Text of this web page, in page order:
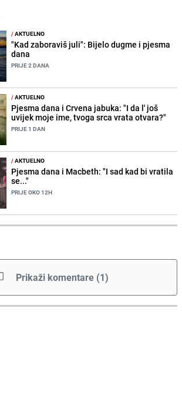
/AKTUELNO
"Kad zaboraviš juli": Bijelo dugme i pjesma
dana
PRIJE 2 DANA
/AKTUELNO
Pjesma dana i Crvena jabuka: "I da l' još
uvijek moje ime, tvoga srca vrata otvara?"
PRIJE 1 DAN
/AKTUELNO
Pjesma dana i Macbeth: "I sad kad bi vratila
se..."
PRIJE OKO 12H
Prikaži komentare (1)